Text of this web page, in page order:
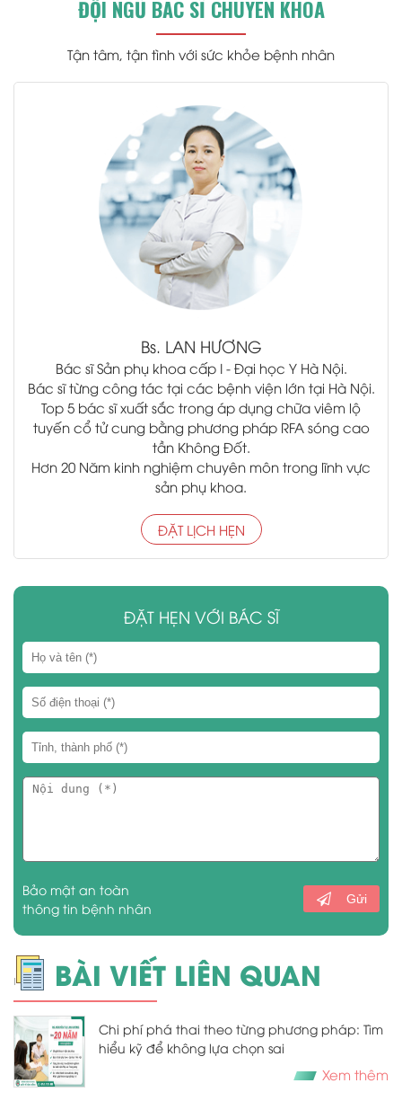
ĐỘI NGŨ BÁC SĨ CHUYÊN KHOA
Tận tâm, tận tình với sức khỏe bệnh nhân
Bs. LAN HƯƠNG
Bác sĩ Sản phụ khoa cấp I - Đại học Y Hà Nội.
Bác sĩ từng công tác tại các bệnh viện lớn tại Hà Nội.
Top 5 bác sĩ xuất sắc trong áp dụng chữa viêm lộ
tuyến cổ tử cung bằng phương pháp RFA sóng cao
tần Không Đốt.
Hơn 20 Năm kinh nghiệm chuyên môn trong lĩnh vực
sản phụ khoa.
ĐẶT LỊCH HẸN
ĐẶT HẸN VỚI BÁC SĨ
Bảo mật an toàn
thông tin bệnh nhân
Gửi
BÀI VIẾT LIÊN QUAN
Chi phí phá thai theo từng phương pháp: Tìm
hiểu kỹ để không lựa chọn sai
Xem thêm